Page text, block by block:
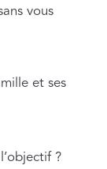
vous
et ses
?